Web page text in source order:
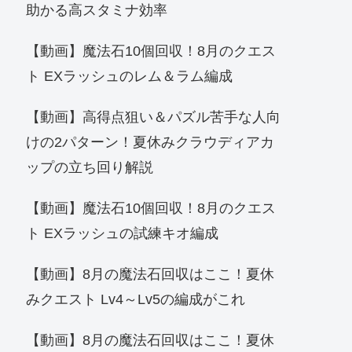
助かる高スタミナ効率
【動画】魔法石10個回収！8月のクエス
ト EXラッシュのレム＆ラム編成
【動画】高得点狙い＆パズル苦手な人向
けの2パターン！夏休みクラウディアカ
ップの立ち回り解説
【動画】魔法石10個回収！8月のクエス
ト EXラッシュの試練キオ編成
【動画】8月の魔法石回収はここ！夏休
みクエスト Lv4～Lv5の編成がこれ
【動画】8月の魔法石回収はここ！夏休